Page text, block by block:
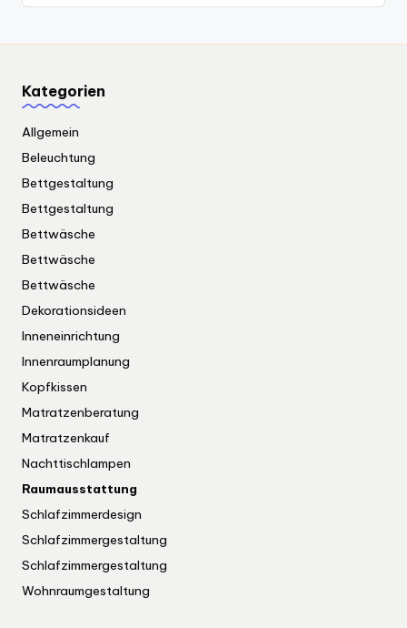
Kategorien
Allgemein
Beleuchtung
Bettgestaltung
Bettgestaltung
Bettwäsche
Bettwäsche
Bettwäsche
Dekorationsideen
Inneneinrichtung
Innenraumplanung
Kopfkissen
Matratzenberatung
Matratzenkauf
Nachttischlampen
Raumausstattung
Schlafzimmerdesign
Schlafzimmergestaltung
Schlafzimmergestaltung
Wohnraumgestaltung